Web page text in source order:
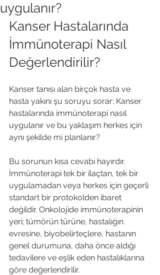
uygulanır?
Kanser Hastalarında
İmmünoterapi Nasıl
Değerlendirilir?
Kanser tanısı alan birçok hasta ve
hasta yakını şu soruyu sorar: Kanser
hastalarında immünoterapi nasıl
uygulanır ve bu yaklaşım herkes için
aynı şekilde mi planlanır?
Bu sorunun kısa cevabı hayırdır.
İmmünoterapi tek bir ilaçtan, tek bir
uygulamadan veya herkes için geçerli
standart bir protokolden ibaret
değildir. Onkolojide immünoterapinin
yeri; tümörün türüne, hastalığın
evresine, biyobelirteçlere, hastanın
genel durumuna, daha önce aldığı
tedavilere ve eşlik eden hastalıklarına
göre değerlendirilir.